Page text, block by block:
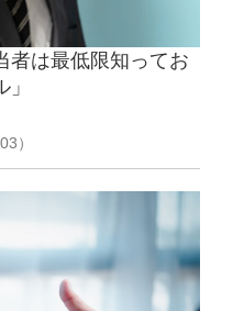
者は最低限知ってお
）